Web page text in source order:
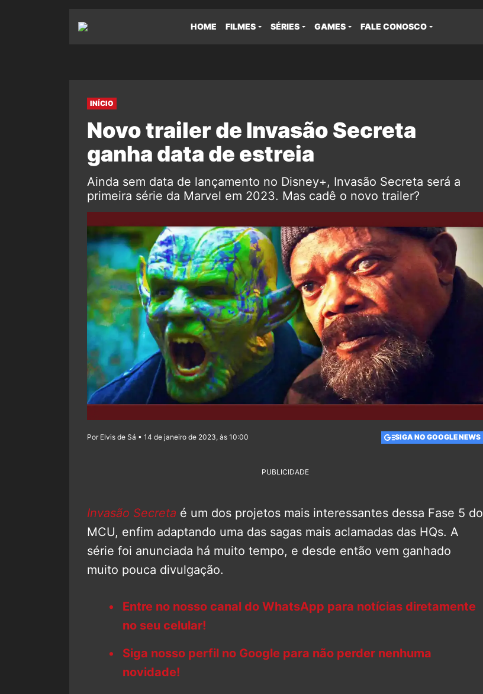
HOME FILMES SÉRIES GAMES FALE CONOSCO
INÍCIO
Novo trailer de Invasão Secreta
ganha data de estreia
Ainda sem data de lançamento no Disney+, Invasão Secreta será a
primeira série da Marvel em 2023. Mas cadê o novo trailer?
Por Elvis de Sá • 14 de janeiro de 2023, às 10:00 SIGA NO GOOGLE NEWS
PUBLICIDADE
Invasão Secreta é um dos projetos mais interessantes dessa Fase 5 do
MCU, enfim adaptando uma das sagas mais aclamadas das HQs. A
série foi anunciada há muito tempo, e desde então vem ganhado
muito pouca divulgação.
Entre no nosso canal do WhatsApp para notícias diretamente
no seu celular!
Siga nosso perfil no Google para não perder nenhuma
novidade!